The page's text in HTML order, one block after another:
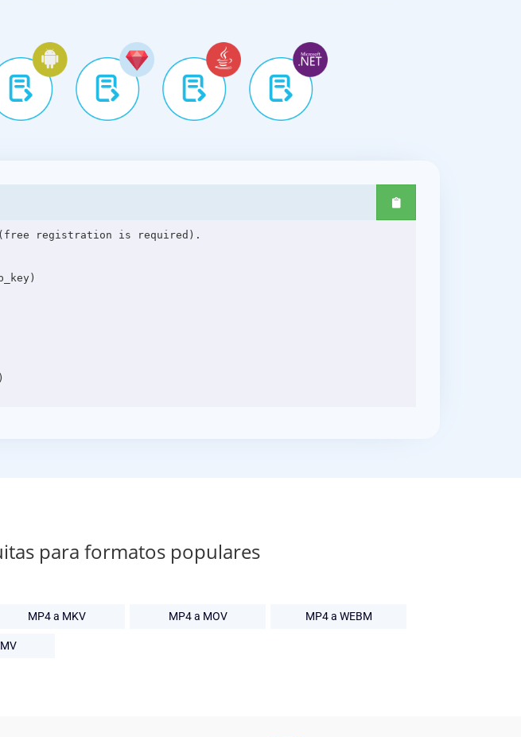
(free registration is required).
para formatos populares
MP4 a MKV MP4 a MOV MP4 a WEBM